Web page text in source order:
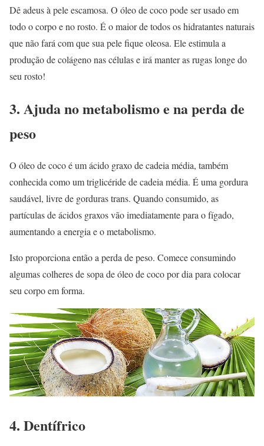
Dê adeus à pele escamosa. O óleo de coco pode ser usado em
todo o corpo e no rosto. É o maior de todos os hidratantes naturais
que não fará com que sua pele fique oleosa. Ele estimula a
produção de colágeno nas células e irá manter as rugas longe do
seu rosto!
3. Ajuda no metabolismo e na perda de
peso
O óleo de coco é um ácido graxo de cadeia média, também
conhecida como um triglicéride de cadeia média. É uma gordura
saudável, livre de gorduras trans. Quando consumido, as
partículas de ácidos graxos vão imediatamente para o fígado,
aumentando a energia e o metabolismo.
Isto proporciona então a perda de peso. Comece consumindo
algumas colheres de sopa de óleo de coco por dia para colocar
seu corpo em forma.
4. Dentífrico